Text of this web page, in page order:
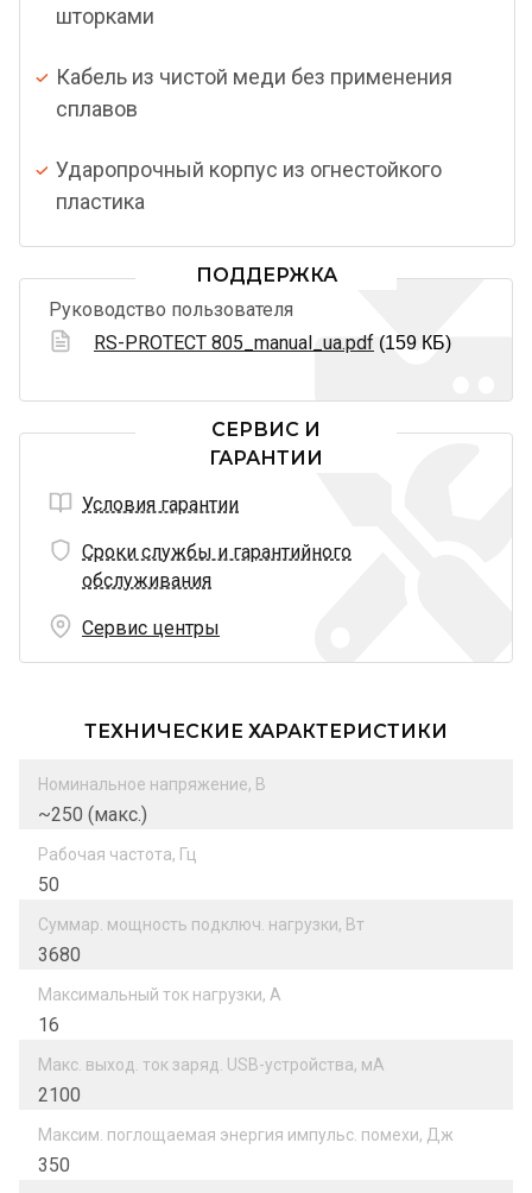
шторками
Кабель из чистой меди без применения
сплавов
Ударопрочный корпус из огнестойкого
пластика
ПОДДЕРЖКА
Руководство пользователя
RS-PROTECT 805_manual_ua.pdf (159 КБ)
СЕРВИС И
ГАРАНТИИ
Условия гарантии
Сроки службы и гарантийного
обслуживания
Сервис центры
ТЕХНИЧЕСКИЕ ХАРАКТЕРИСТИКИ
Номинальное напряжение, В
~250 (макс.)
Рабочая частота, Гц
50
Суммар. мощность подключ. нагрузки, Вт
3680
Максимальный ток нагрузки, А
16
Макс. выход. ток заряд. USB-устройства, мА
2100
Максим. поглощаемая энергия импульс. помехи, Дж
350